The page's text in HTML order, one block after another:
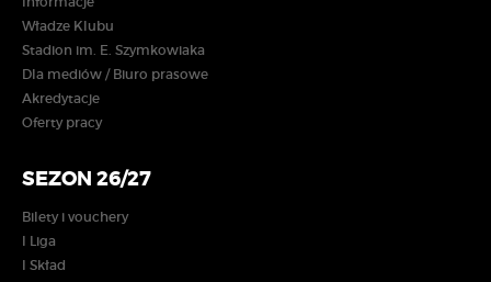
Władze Klubu
Stadion im. E. Szymkowiaka
Dla mediów / Biuro prasowe
Akredytacje
Oferty pracy
SEZON 26/27
Bilety i vouchery
I Liga
I Skład